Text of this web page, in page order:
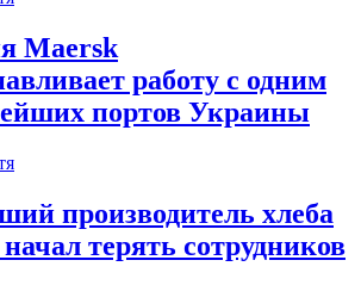
Maersk
работу с одним
портов Украины
производитель хлеба
терять сотрудников